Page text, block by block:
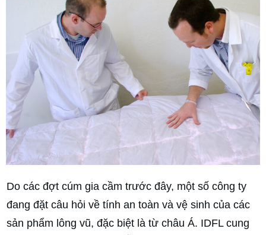
Do các đợt cúm gia cầm trước đây, một số công ty
đang đặt câu hỏi về tính an toàn và vệ sinh của các
sản phẩm lông vũ, đặc biệt là từ châu Á. IDFL cung